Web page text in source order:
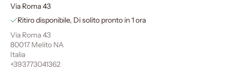
Via Roma 43
Ritiro disponibile, Di solito pronto in 1 ora
Via Roma 43
80017 Melito NA
Italia
+393773041362